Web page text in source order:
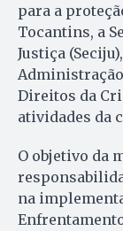
para a
Tocantins, a
Justiça
Administração
Direitos da
atividades da
O objetivo da
na